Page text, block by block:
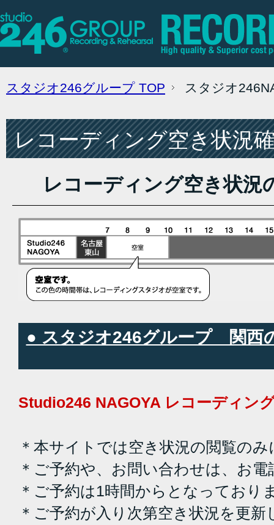
スタジオ246グループ TOP スタジオ
レコーディング空き状況
レコーディング空き状況
● スタジオ246グループ 関西
Studio246 NAGOYA レコーディン
＊本サイトでは空き状況の閲覧の
＊ご予約や、お問い合わせは、お
＊ご予約は1時間からとなっており
＊ご予約が入り次第空き状況を更